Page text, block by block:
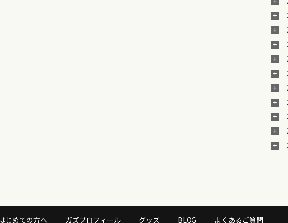
じめての方へ ガズプロフィール グッズ BLOG よくあるご質問